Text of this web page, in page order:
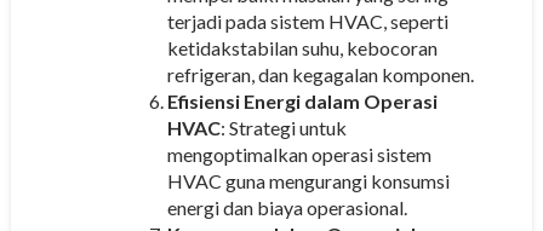
terjadi pada sistem HVAC, seperti
ketidakstabilan suhu, kebocoran
refrigeran, dan kegagalan komponen.
Efisiensi Energi dalam Operasi
HVAC: Strategi untuk
mengoptimalkan operasi sistem
HVAC guna mengurangi konsumsi
energi dan biaya operasional.